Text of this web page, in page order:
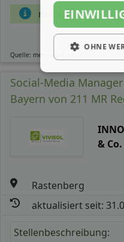
mehr Details
Quelle: meinestadt.de
Social-Media
Bayern von 211 MR
& Co.
Rastenberg
aktualisiert seit:
Stellenbeschreibung:
OHNE